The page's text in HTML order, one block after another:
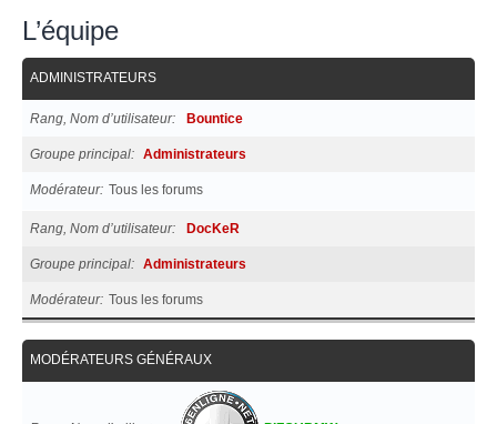
L’équipe
ADMINISTRATEURS
Rang, Nom d’utilisateur Bountice
Groupe principal Administrateurs
Modérateur Tous les forums
Rang, Nom d’utilisateur DocKeR
Groupe principal Administrateurs
Modérateur Tous les forums
MODÉRATEURS GÉNÉRAUX